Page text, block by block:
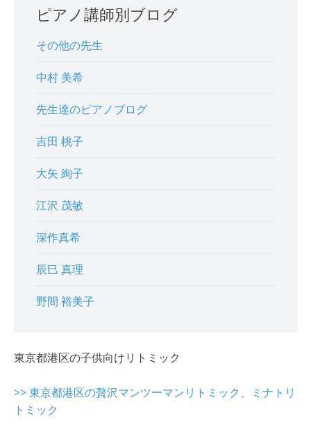
ピアノ講師別ブログ
その他の先生
中村 美希
先生達のピアノブログ
吉田 桃子
大矢 絢子
江沢 茂敏
深作真希
辰巳 真理
野間 裕美子
東京都港区の子供向けリトミック
>> 東京都港区の贅沢マンツーマンリトミック、ミナトリ
トミック